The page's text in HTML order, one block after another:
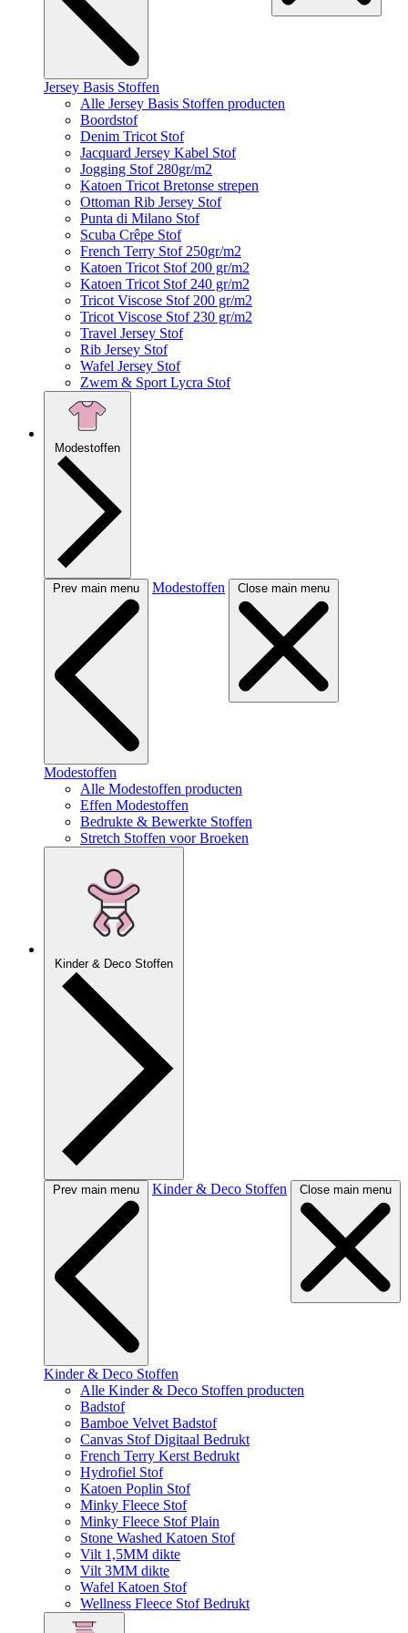
Jersey Basis Stoffen
Alle Jersey Basis Stoffen producten
Boordstof
Denim Tricot Stof
Jacquard Jersey Kabel Stof
Jogging Stof 280gr/m2
Katoen Tricot Bretonse strepen
Ottoman Rib Jersey Stof
Punta di Milano Stof
Scuba Crêpe Stof
French Terry Stof 250gr/m2
Katoen Tricot Stof 200 gr/m2
Katoen Tricot Stof 240 gr/m2
Tricot Viscose Stof 200 gr/m2
Tricot Viscose Stof 230 gr/m2
Travel Jersey Stof
Rib Jersey Stof
Wafel Jersey Stof
Zwem & Sport Lycra Stof
Modestoffen
Prev main menu Modestoffen Close main menu
Modestoffen
Alle Modestoffen producten
Effen Modestoffen
Bedrukte & Bewerkte Stoffen
Stretch Stoffen voor Broeken
Kinder & Deco Stoffen
Prev main menu Kinder & Deco Stoffen Close main menu
Kinder & Deco Stoffen
Alle Kinder & Deco Stoffen producten
Badstof
Bamboe Velvet Badstof
Canvas Stof Digitaal Bedrukt
French Terry Kerst Bedrukt
Hydrofiel Stof
Katoen Poplin Stof
Minky Fleece Stof
Minky Fleece Stof Plain
Stone Washed Katoen Stof
Vilt 1,5MM dikte
Vilt 3MM dikte
Wafel Katoen Stof
Wellness Fleece Stof Bedrukt